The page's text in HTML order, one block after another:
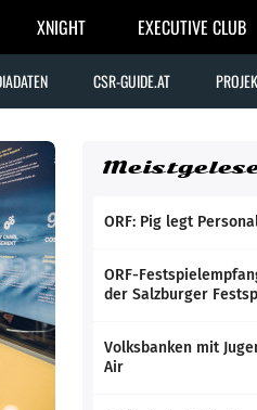
XNIGHT EXECUTIVE CLUB
CSR-GUIDE.AT
ORF: Pig legt
ORF-
der Salzburger
Volksbanken mit
Air